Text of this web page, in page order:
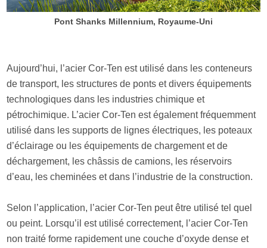
Pont Shanks Millennium, Royaume-Uni
Aujourd’hui, l’acier Cor-Ten est utilisé dans les conteneurs
de transport, les structures de ponts et divers équipements
technologiques dans les industries chimique et
pétrochimique. L’acier Cor-Ten est également fréquemment
utilisé dans les supports de lignes électriques, les poteaux
d’éclairage ou les équipements de chargement et de
déchargement, les châssis de camions, les réservoirs
d’eau, les cheminées et dans l’industrie de la construction.
Selon l’application, l’acier Cor-Ten peut être utilisé tel quel
ou peint. Lorsqu’il est utilisé correctement, l’acier Cor-Ten
non traité forme rapidement une couche d’oxyde dense et